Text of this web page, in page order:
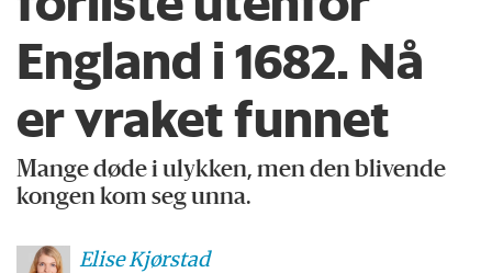
England i 1682. Nå
er vraket funnet
Mange døde i ulykken, men den blivende
kongen kom seg unna.
EliseKjørstad